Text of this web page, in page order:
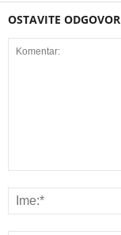
OSTAVITE ODGOVOR